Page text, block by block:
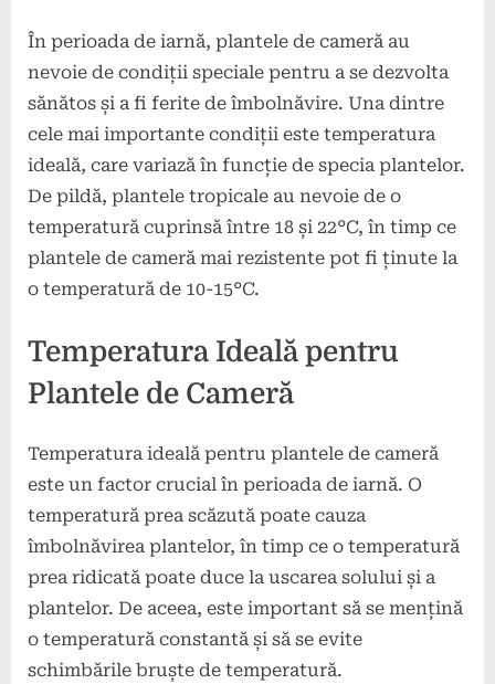
În perioada de iarnă, plantele de cameră au
nevoie de condiții speciale pentru a se dezvolta
sănătos și a fi ferite de îmbolnăvire. Una dintre
cele mai importante condiții este temperatura
ideală, care variază în funcție de specia plantelor.
De pildă, plantele tropicale au nevoie de o
temperatură cuprinsă între 18 și 22°C, în timp ce
plantele de cameră mai rezistente pot fi ținute la
o temperatură de 10-15°C.
Temperatura Ideală pentru
Plantele de Cameră
Temperatura ideală pentru plantele de cameră
este un factor crucial în perioada de iarnă. O
temperatură prea scăzută poate cauza
îmbolnăvirea plantelor, în timp ce o temperatură
prea ridicată poate duce la uscarea solului și a
plantelor. De aceea, este important să se mențină
o temperatură constantă și să se evite
schimbările bruște de temperatură.